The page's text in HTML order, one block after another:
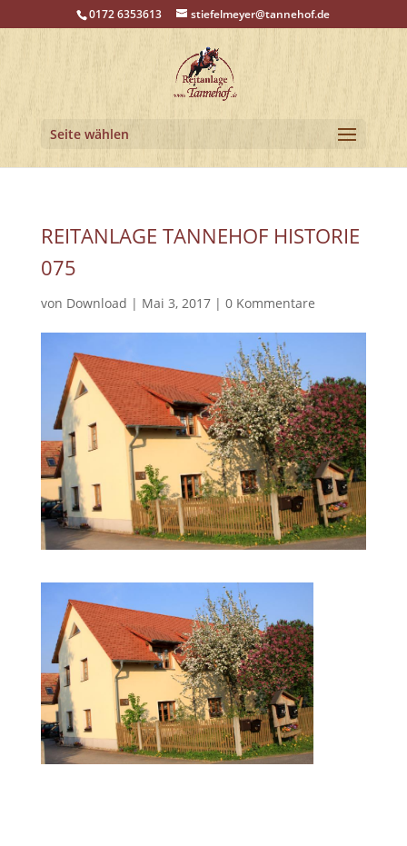
0172 6353613 stiefelmeyer@tannehof.de
Seite wählen
REITANLAGE TANNEHOF HISTORIE
075
von Download | Mai 3, 2017| 0 Kommentare